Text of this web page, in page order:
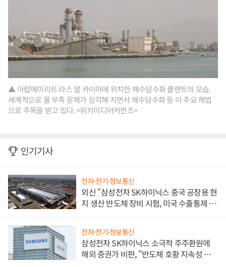
▲ 아랍에미리트 라스 알 카이마에 위치한 해수담수화 플랜트의 모습.
세계적으로 물 부족 문제가 심각해 지면서 해수담수화 등 이 주요 해법
으로 주목을 받고 있다. <위키미디어커먼즈>
인기기사
전자·전기·정보통신
외신 "삼성전자 SK하이닉스 중국 공장용 현
지 생산 반도체 장비 시험, 미국 수출통제 대
전자·전기·정보통신
삼성전자 SK하이닉스 소극적 주주환원에
해외 증권가 비판, "반도체 호황 지속성 의